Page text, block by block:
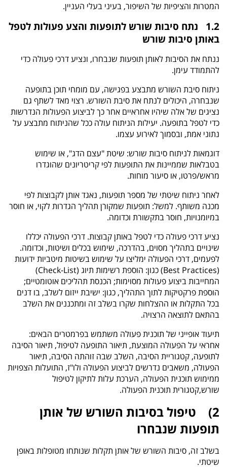
המטרות והציפיות של השיפור, בעיני בעלי העניין.
1.2 נתח סיבות שורש לתופעות והצע פעולות לטפל
באותן סיבות שורש
ננתח את הסיבות לאותן תופעות שנבחרו, ונציע דרכי פעולה כדי
להתמודד עימן.
ניתוח סיבת השורש מתבצע בפגישה, עם מומחי תוכן בתופעה
שנבחרה, היכולים לנתח את סיבת השורש. רצוי מאד לשתף גם
נציגים של אלה שיהיו אחראיים אחר כך לביצוע הפעולות הנדרשות
כדי לטפל בתופעה. יעילות הניתוח עולה ככל שהניתוח מתבצע על
נתוני אמת, ובסמוך לאירוע עצמו.
דוגמאות לניתוח סיבות שורש: שיטת "עצם הדג", או שימוש
בטבלאות שממיינות את התופעות לפי קריטריונים שהוגדרו
מראש/פרטו, או סיעור מוחות.
לאחר ניתוח שיטתי של מספר תופעות, נאגד אותן לקבוצות לפי
מכנה משותף. למשל: תופעות שמקורן תהליך הגדרות לקוי, או חוסר
במיומנויות, חוסר בתקשורת וכדומה.
נציע דרכי פעולה כדי לטפל באותן קבוצות. דרכי הפעולה יכללו
שינויים בתהליך מסוים, בהדרכה, שימוש בכלים ושיטות, וכדומה.
לפעמים, דרכי הפעולה ימליצו על שימוש בשיטות מיטביות ידועות
(
Best Practices) כגון: הוספת רשימות תיוג (Check-List
)
המחייבות ביצוע פעולות מסוימות; הכנסת תהליכים אוטומטיים;
הוספת פרקטיקות לתוך התהליך, כגון: ישיבת ייזום לשלב, בו דנים
בכל התקלות או ההצלחות שקרו בשלב זה ומתכננים את השלב
בהתאם לתוצאה הרצויה.
תיעוד אופייני של תוכנית פעולה משתמש בפרמטרים הבאים:
אחראי על הפעולה המוצעת, תיאור התופעה לטיפול, תיאור הסיבה
לתופעה, קטגוריית הסיבה, השלב שבה זוהתה הסיבה, תיאור
הפעולה, משאבים נדרשים לביצוע הפעולה ולו"ז, התועלות הצפויות
ממימוש תוכנית הפעולה, הערכת עלות לתיקון לטיפול
שורש,קטגורית תוכנית הפעולה.
2) טיפול בסיבות השורש של אותן
תופעות שנבחרו
בשלב זה, סיבות השורש של אותן תקלות שנותחו מטופלות באופן
שיטתי.